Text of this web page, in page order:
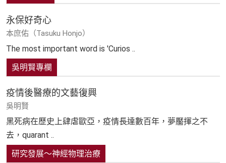
永保好奇心
本庶佑（Tasuku Honjo）
The most important word is 'Curios ..
吳明賢專欄
疫情後醫療的文藝復興
吳明賢
黑死病在歷史上肆虐歐亞，疫情長達數百年，夢靨揮之不
去，quarant ..
研究發展～神經物理治療